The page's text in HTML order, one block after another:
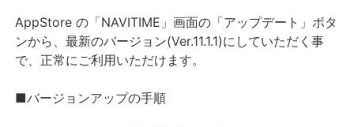
English
AppStore の「NAVITIME」画面の「アップデート」ボタ
ンから、最新のバージョン(Ver.11.1.1)にしていただく事
で、正常にご利用いただけます。
■バージョンアップの手順